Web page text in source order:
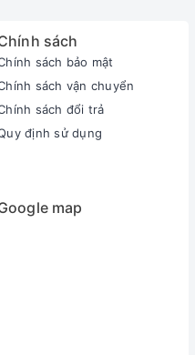
sách
sách bảo mật
sách vận chuyển
sách đổi trả
định sử dụng
map